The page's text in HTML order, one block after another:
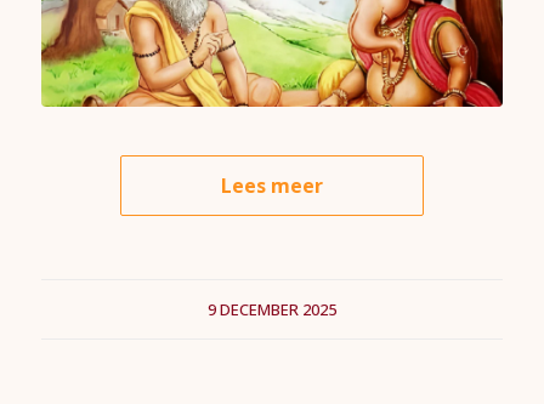
Lees meer
9 DECEMBER 2025